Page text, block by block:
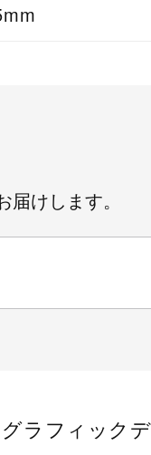
けします。
ラフィック